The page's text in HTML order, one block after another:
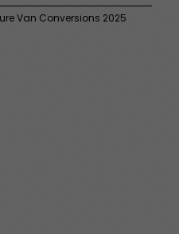
Van Conversions 2025